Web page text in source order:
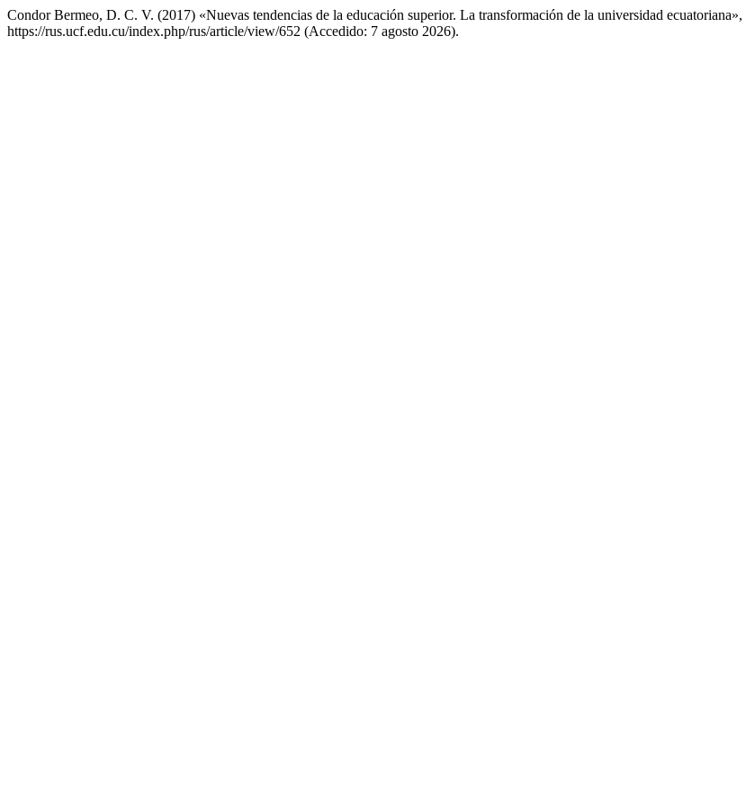
Condor Bermeo, D. C. V. (2017) «Nuevas tendencias de la educación superior. La transformación de la universidad ecuatoriana»,
https://rus.ucf.edu.cu/index.php/rus/article/view/652 (Accedido: 7 agosto 2026).